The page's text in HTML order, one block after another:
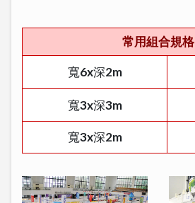
常用組合規格
寬6x深2m
寬3x深3m
寬3x深2m